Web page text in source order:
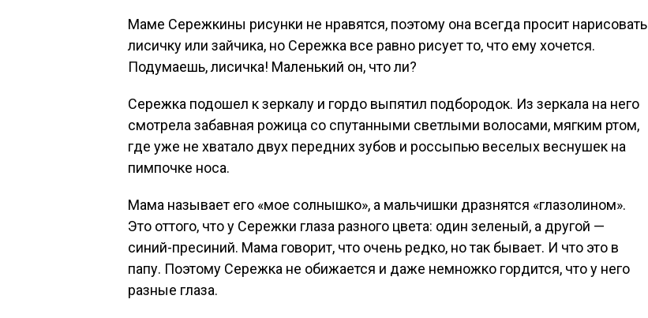
Маме Сережкины рисунки не нравятся, поэтому она всегда просит нарисовать
лисичку или зайчика, но Сережка все равно рисует то, что ему хочется.
Подумаешь, лисичка! Маленький он, что ли?
Сережка подошел к зеркалу и гордо выпятил подбородок. Из зеркала на него
смотрела забавная рожица со спутанными светлыми волосами, мягким ртом,
где уже не хватало двух передних зубов и россыпью веселых веснушек на
пимпочке носа.
Мама называет его «мое солнышко», а мальчишки дразнятся «глазолином».
Это оттого, что у Сережки глаза разного цвета: один зеленый, а другой —
синий-пресиний. Мама говорит, что очень редко, но так бывает. И что это в
папу. Поэтому Сережка не обижается и даже немножко гордится, что у него
разные глаза.